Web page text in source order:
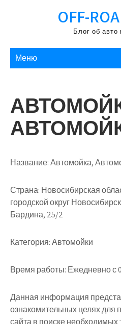
OFF-
Блог об авто
Меню
Название:Автомойка,
Страна: Новосибирская
городской округ
Бардина, 25/2
Категория:Автомойки
Время работы: Ежедневно с
Данная информация
ознакомительных целях для
сайта в поиске